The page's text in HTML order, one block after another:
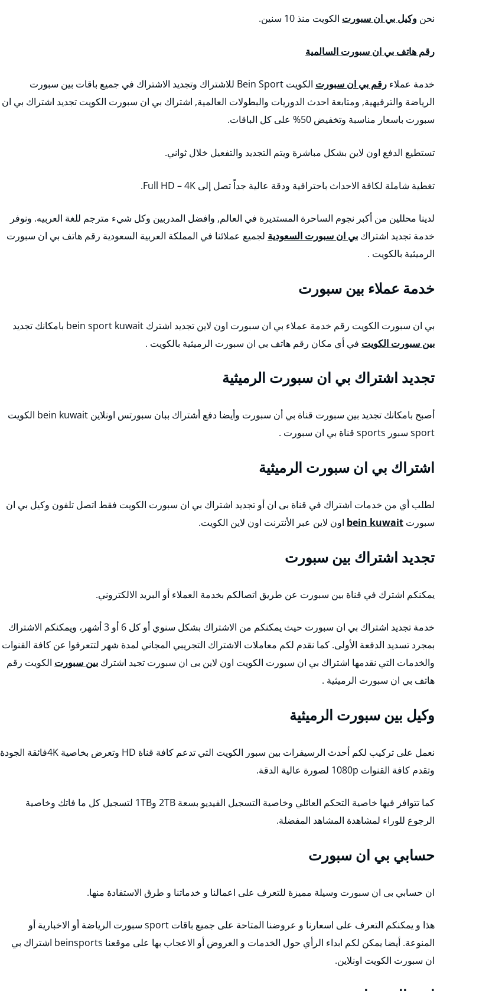
نحن وكيل بي ان سبورت الكويت منذ 10 سنين.
رقم هاتف بي ان سبورت السالمية
خدمة عملاء رقم بي ان سبورت
الكويت Bein Sport للاشتراك وتجديد الاشتراك في جميع باقات بين سبورت
الرياضة والترفيهية, ومتابعة احدث الدوريات والبطولات العالمية, اشتراك بي ان سبورت الكويت تجديد اشتراك بي ان
سبورت باسعار مناسبة وتخفيض 50% على كل الباقات.
تستطيع الدفع اون لاين بشكل مباشرة ويتم التجديد والتفعيل خلال ثواني.
تغطية شاملة لكافة الاحداث باحترافية ودقة عالية جداً تصل إلى Full HD – 4K.
لدينا محللين من أكبر نجوم الساحرة المستديرة في العالم, وافضل المدربين وكل شيء مترجم للغة العربيه. ونوفر
خدمة تجديد اشتراك بي ان سبورت السعودية لجميع عملائنا في المملكة العربية السعودية رقم هاتف بي ان سبورت
الرميثية بالكويت .
خدمة عملاء بين سبورت
بي ان سبورت الكويت رقم خدمة عملاء بي ان سبورت اون لاين تجديد اشترك bein sport kuwait بامكانك تجديد
بين سبورت الكويت في أي مكان رقم هاتف بي ان سبورت الرميثية بالكويت .
تجديد اشتراك بي ان سبورت الرميثية
أصبح بامكانك تجديد بين سبورت قناة بي أن سبورت وأيضا دفع أشتراك ببان سبورتس اونلاين bein kuwait الكويت
sport سبور sports قناة بي ان سبورت .
اشتراك بي ان سبورت الرميثية
لطلب أي من خدمات اشتراك في قناة بى ان أو تجديد اشتراك بي ان سبورت الكويت فقط اتصل تلفون وكيل بي ان
سبورت bein kuwait اون لاين عبر الأنترنت اون لاين الكويت.
تجديد اشتراك بين سبورت
يمكنكم اشترك في قناة بين سبورت عن طريق اتصالكم بخدمة العملاء أو البريد الالكتروني.
خدمة تجديد اشتراك بي ان سبورت حيث يمكنكم من الاشتراك بشكل سنوي أو كل 6 أو 3 أشهر، ويمكنكم الاشتراك
بمجرد تسديد الدفعة الأولى. كما نقدم لكم معاملات الاشتراك التجريبي المجاني لمدة شهر لتتعرفوا عن كافة القنوات
والخدمات التي نقدمها اشتراك بي ان سبورت الكويت اون لاين بى ان سبورت تجيد اشترك بين سبورت الكويت رقم
هاتف بي ان سبورت الرميثية .
وكيل بين سبورت الرميثية
نعمل على تركيب لكم أحدث الرسيفرات بين سبور الكويت التي تدعم كافة قناة HD وتعرض بخاصية 4Kفائقة الجودة
وتقدم كافة القنوات 1080p لصورة عالية الدقة.
كما تتوافر فيها خاصية التحكم العائلي وخاصية التسجيل الفيديو بسعة 2TB و1TB لتسجيل كل ما فاتك وخاصية
الرجوع للوراء لمشاهدة المشاهد المفضلة.
حسابي بي ان سبورت
ان حسابي بى ان سبورت وسيلة مميزة للتعرف على اعمالنا و خدماتنا و طرق الاستفادة منها.
هذا و يمكنكم التعرف على اسعارنا و عروضنا المتاحة على جميع باقات sport سبورت الرياضة أو الاخبارية أو
المنوعة. أيضا يمكن لكم ابداء الرأي حول الخدمات و العروض أو الاعجاب بها على موقعنا beinsports اشتراك بي
ان سبورت الكويت اونلاين.